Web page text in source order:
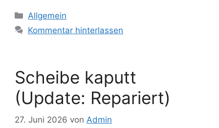
Kategorien
Allgemein
Kommentar hinterlassen
Scheibe kaputt
(Update: Repariert)
27. Juni 2026 von Admin